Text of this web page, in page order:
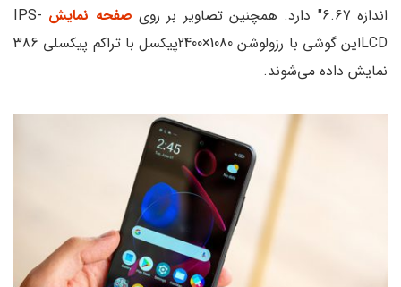
اندازه 6.67″ دارد. همچنین تصاویر بر روی
صفحه نمایش IPS-
LCDاین گوشی با رزولوشن 1080×2400پیکسل با تراکم پیکسلی 386
نمایش داده می‌شوند.